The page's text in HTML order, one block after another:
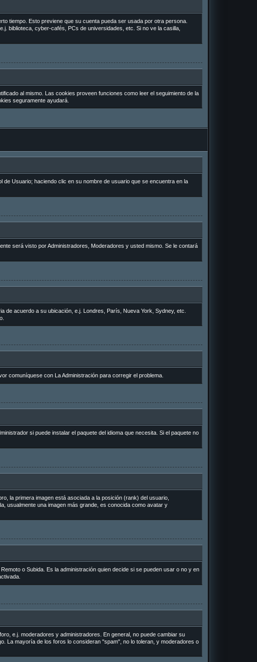
tiempo. Esto previene que su cuenta pueda ser usada por otra persona.
biblioteca, cyber-cafés, PCs de universidades, etc. Si no ve la casilla,
al mismo. Las cookies proveen funciones como leer el seguimiento de la
seguramente ayudará.
Usuario; haciendo clic en su nombre de usuario que se encuentra en la
será visto por Administradores, Moderadores y usted mismo. Se le contará
de acuerdo a su ubicación, e.j. Londres, París, Nueva York, Sydney, etc.
comuníquese con La Administración para corregir el problema.
si puede instalar el paquete del idioma que necesita. Si el paquete no
la primera imagen está asociada a la posición (rank) del usuario,
usualmente una imagen más grande, es conocida como avatar y
o Subida. Es la administración quien decide si se pueden usar o no y en
e.j. moderadores y administradores. En general, no puede cambiar su
La mayoría de los foros lo consideran "spam", no lo toleran, y moderadores o